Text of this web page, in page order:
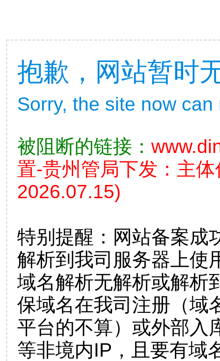
抱歉，网站暂时
Sorry, the site now
被阻断的链接：
置-贵州管局下发：主
2026.07.15)
特别提醒：网站备案成
解析到我司服务器上使
域名解析无解析或解析
保域名在我司注册（域
平台的不算）或外部入
等非境内IP，且要有域